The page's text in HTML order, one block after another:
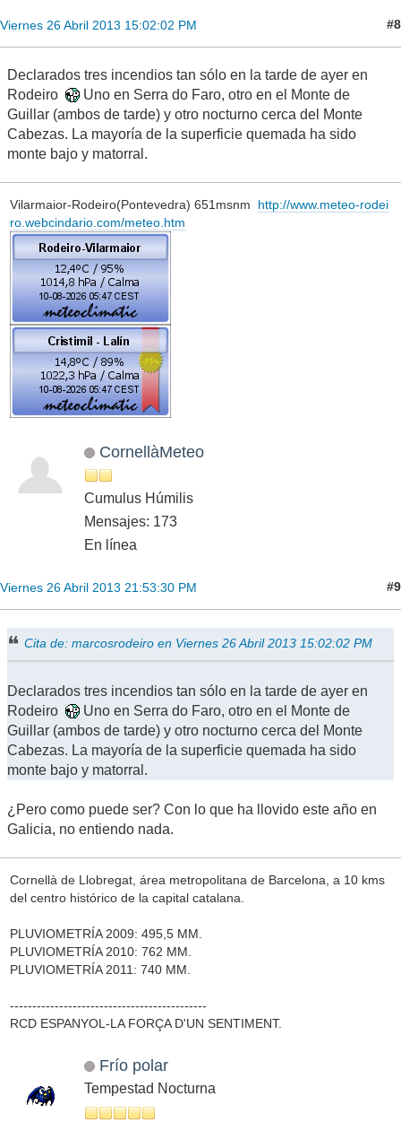
Viernes 26 Abril 2013 15:02:02 PM #8
Declarados tres incendios tan sólo en la tarde de ayer en
Rodeiro
Uno en Serra do Faro, otro en el Monte de
Guillar (ambos de tarde) y otro nocturno cerca del Monte
Cabezas. La mayoría de la superficie quemada ha sido
monte bajo y matorral.
Vilarmaior-Rodeiro(Pontevedra) 651msnm http://www.meteo-rodei
ro.webcindario.com/meteo.htm
CornellàMeteo
Cumulus Húmilis
Mensajes: 173
En línea
Viernes 26 Abril 2013 21:53:30 PM #9
Cita de: marcosrodeiro en Viernes 26 Abril 2013 15:02:02 PM
Declarados tres incendios tan sólo en la tarde de ayer en
Rodeiro
Uno en Serra do Faro, otro en el Monte de
Guillar (ambos de tarde) y otro nocturno cerca del Monte
Cabezas. La mayoría de la superficie quemada ha sido
monte bajo y matorral.
¿Pero como puede ser? Con lo que ha llovido este año en
Galicia, no entiendo nada.
Cornellà de Llobregat, área metropolitana de Barcelona, a 10 kms
del centro histórico de la capital catalana.
PLUVIOMETRÍA 2009: 495,5 MM.
PLUVIOMETRÍA 2010: 762 MM.
PLUVIOMETRÍA 2011: 740 MM.
--------------------------------------------
RCD ESPANYOL-LA FORÇA D'UN SENTIMENT.
Frío polar
Tempestad Nocturna